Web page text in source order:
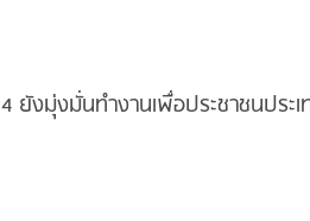
งมุ่งมั่นทำงานเพื่อประชาชนประ